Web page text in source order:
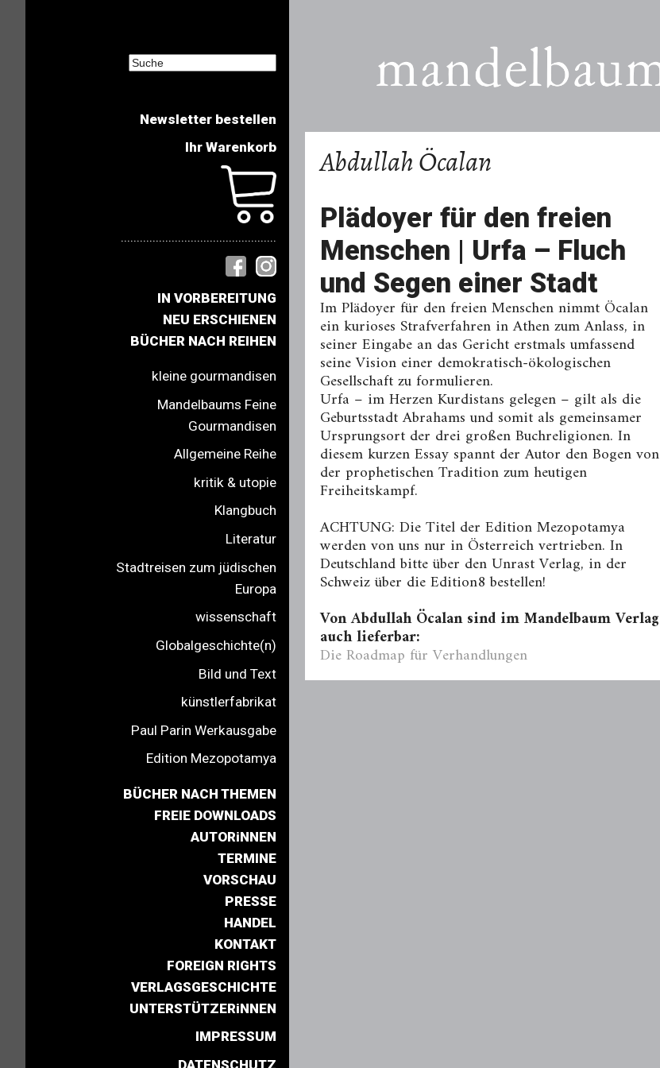
Newsletter bestellen
Ihr Warenkorb
.................................................
IN VORBEREITUNG
NEU ERSCHIENEN
BÜCHER NACH REIHEN
kleine gourmandisen
Mandelbaums Feine
Gourmandisen
Allgemeine Reihe
kritik & utopie
Klangbuch
Literatur
Stadtreisen zum jüdischen
Europa
wissenschaft
Globalgeschichte(n)
Bild und Text
künstlerfabrikat
Paul Parin Werkausgabe
Edition Mezopotamya
BÜCHER NACH THEMEN
FREIE DOWNLOADS
AUTORiNNEN
TERMINE
VORSCHAU
PRESSE
HANDEL
KONTAKT
FOREIGN RIGHTS
VERLAGSGESCHICHTE
UNTERSTÜTZERiNNEN
IMPRESSUM
DATENSCHUTZ
Abdullah Öcalan
Plädoyer für den freien
Menschen | Urfa – Fluch
und Segen einer Stadt
Im Plädoyer für den freien Menschen nimmt Öcalan
ein kurioses Strafverfahren in Athen zum Anlass, in
seiner Eingabe an das Gericht erstmals umfassend
seine Vision einer demokratisch-ökologischen
Gesellschaft zu formulieren.
Urfa – im Herzen Kurdistans gelegen – gilt als die
Geburtsstadt Abrahams und somit als gemeinsamer
Ursprungsort der drei großen Buchreligionen. In
diesem kurzen Essay spannt der Autor den Bogen von
der prophetischen Tradition zum heutigen
Freiheitskampf.
ACHTUNG: Die Titel der Edition Mezopotamya
werden von uns nur in Österreich vertrieben. In
Deutschland bitte über den Unrast Verlag, in der
Schweiz über die Edition8 bestellen!
Von Abdullah Öcalan sind im Mandelbaum Verlag
auch lieferbar:
Die Roadmap für Verhandlungen